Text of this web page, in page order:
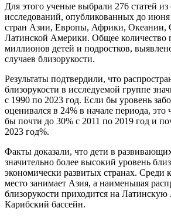
Для этого ученые выбрали 276 статей из
исследований, опубликованных до июня
стран Азии, Европы, Африки, Океании,
Латинской Америки. Общее количество
миллионов детей и подростков,
случаев близорукости.
Результаты подтвердили, что
близорукости в исследуемой группе
с 1990 по 2023 год. Если бы уровень
оценивался в 24% в начале периода, это
бы почти до 30% с 2011 по 2019 год и
2023 год%.
Факты доказали, что дети в
значительно более высокий уровень
экономически развитых странах. Среди
место занимает Азия, а наименьшая
близорукости приходится на
Карибский бассейн.